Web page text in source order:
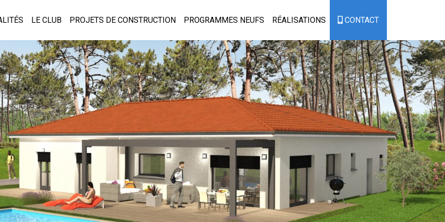
LE CLUB PROJETS DE CONSTRUCTION PROGRAMMES NEUFS RÉALISATIONS CONTACT